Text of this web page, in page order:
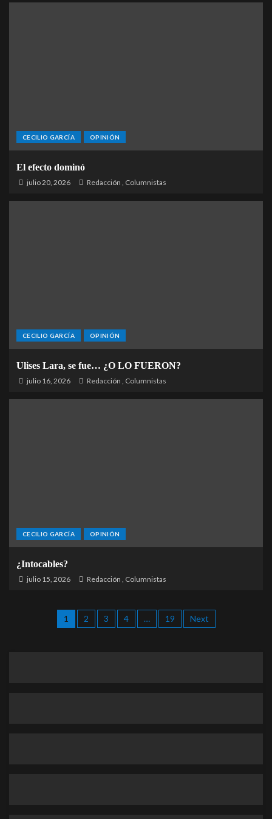
CECILIO GARCÍA OPINIÓN
El efecto dominó
julio 20, 2026 Redacción , Columnistas
CECILIO GARCÍA OPINIÓN
Ulises Lara, se fue… ¿O LO FUERON?
julio 16, 2026 Redacción , Columnistas
CECILIO GARCÍA OPINIÓN
¿Intocables?
julio 15, 2026 Redacción , Columnistas
1 2 3 4 … 19 Next